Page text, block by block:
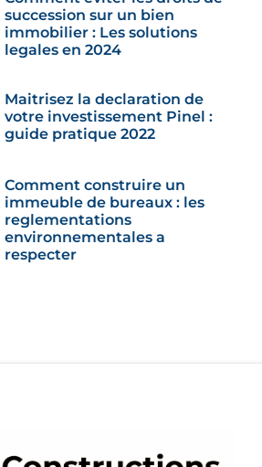
succession sur un bien
immobilier : Les solutions
legales en 2024
Maitrisez la declaration de
votre investissement Pinel :
guide pratique 2022
Comment construire un
immeuble de bureaux : les
reglementations
environnementales a
respecter